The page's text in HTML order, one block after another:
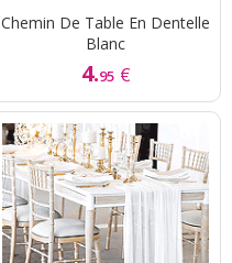
Chemin De Table En Dentelle
Blanc
4.95 €